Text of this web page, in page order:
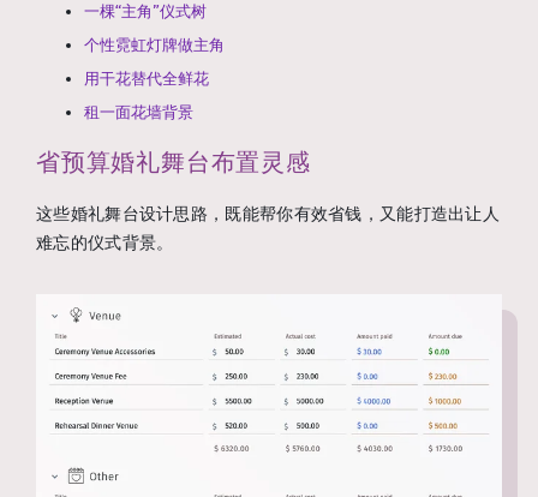
一棵“主角”仪式树
个性霓虹灯牌做主角
用干花替代全鲜花
租一面花墙背景
省预算婚礼舞台布置灵感
这些婚礼舞台设计思路，既能帮你有效省钱，又能打造出让人
难忘的仪式背景。